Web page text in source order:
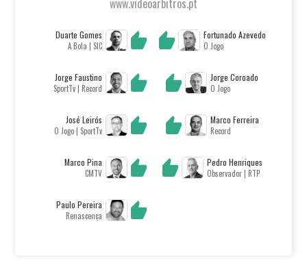
www.videoarbitros.pt
Duarte Gomes
A Bola | SIC
Fortunado Azevedo
O Jogo
Jorge Faustino
SportTv | Record
Jorge Coroado
O Jogo
José Leirós
O Jogo | SportTv
Marco Ferreira
Record
Marco Pina
CMTV
Pedro Henriques
Observador | RTP
Paulo Pereira
Renascença